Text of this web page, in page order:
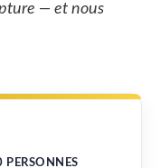
— et nous
PERSONNES